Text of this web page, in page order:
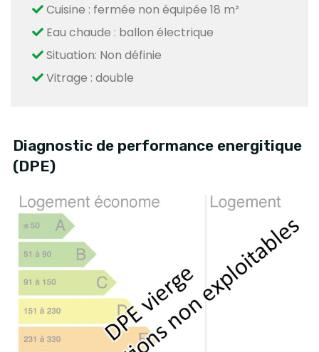
Cuisine : fermée non équipée 18 m²
Eau chaude : ballon électrique
Situation: Non définie
Vitrage : double
Diagnostic de performance energitique
(DPE)